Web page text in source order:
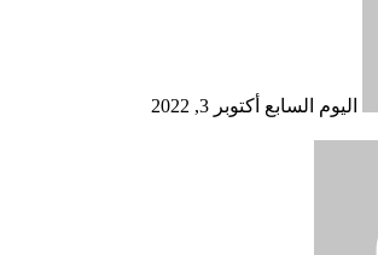
اليوم السابع أكتوبر 3, 2022